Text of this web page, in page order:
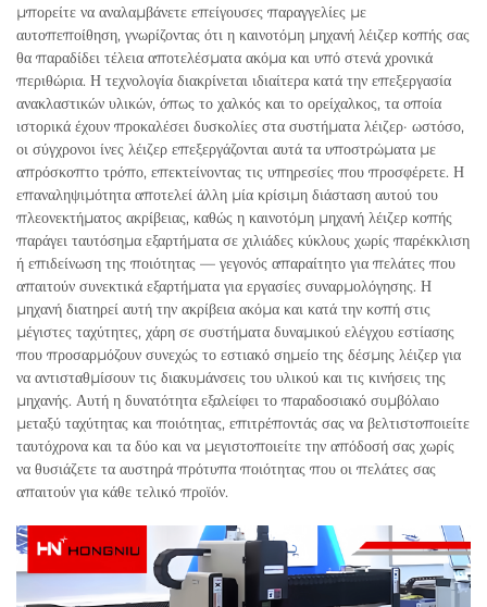
μπορείτε να αναλαμβάνετε επείγουσες παραγγελίες με
αυτοπεποίθηση, γνωρίζοντας ότι η καινοτόμη μηχανή λέιζερ κοπής σας
θα παραδίδει τέλεια αποτελέσματα ακόμα και υπό στενά χρονικά
περιθώρια. Η τεχνολογία διακρίνεται ιδιαίτερα κατά την επεξεργασία
ανακλαστικών υλικών, όπως το χαλκός και το ορείχαλκος, τα οποία
ιστορικά έχουν προκαλέσει δυσκολίες στα συστήματα λέιζερ· ωστόσο,
οι σύγχρονοι ίνες λέιζερ επεξεργάζονται αυτά τα υποστρώματα με
απρόσκοπτο τρόπο, επεκτείνοντας τις υπηρεσίες που προσφέρετε. Η
επαναληψιμότητα αποτελεί άλλη μία κρίσιμη διάσταση αυτού του
πλεονεκτήματος ακρίβειας, καθώς η καινοτόμη μηχανή λέιζερ κοπής
παράγει ταυτόσημα εξαρτήματα σε χιλιάδες κύκλους χωρίς παρέκκλιση
ή επιδείνωση της ποιότητας — γεγονός απαραίτητο για πελάτες που
απαιτούν συνεκτικά εξαρτήματα για εργασίες συναρμολόγησης. Η
μηχανή διατηρεί αυτή την ακρίβεια ακόμα και κατά την κοπή στις
μέγιστες ταχύτητες, χάρη σε συστήματα δυναμικού ελέγχου εστίασης
που προσαρμόζουν συνεχώς το εστιακό σημείο της δέσμης λέιζερ για
να αντισταθμίσουν τις διακυμάνσεις του υλικού και τις κινήσεις της
μηχανής. Αυτή η δυνατότητα εξαλείφει το παραδοσιακό συμβόλαιο
μεταξύ ταχύτητας και ποιότητας, επιτρέποντάς σας να βελτιστοποιείτε
ταυτόχρονα και τα δύο και να μεγιστοποιείτε την απόδοσή σας χωρίς
να θυσιάζετε τα αυστηρά πρότυπα ποιότητας που οι πελάτες σας
απαιτούν για κάθε τελικό προϊόν.